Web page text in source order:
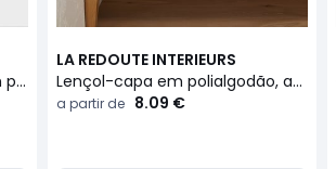
Fronha de travesseiro lisa, em polialgodão, Scenario
LA REDOUTE INTERIEURS
Lençol-capa em polialgodão, aba de 32 cm, Scenario
a partir de 8.09 €